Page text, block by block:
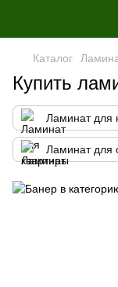
Каталог
Купить
Ламинат для
Ламинат для